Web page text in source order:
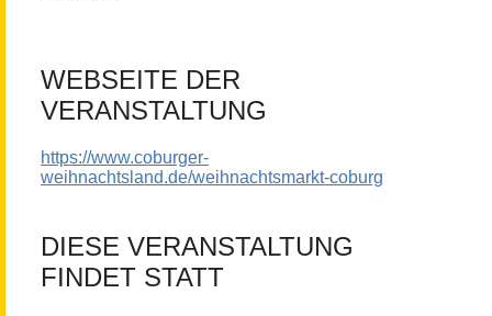
WEBSEITE DER
VERANSTALTUNG
https://www.coburger-
weihnachtsland.de/weihnachtsmarkt-coburg
DIESE VERANSTALTUNG
FINDET STATT